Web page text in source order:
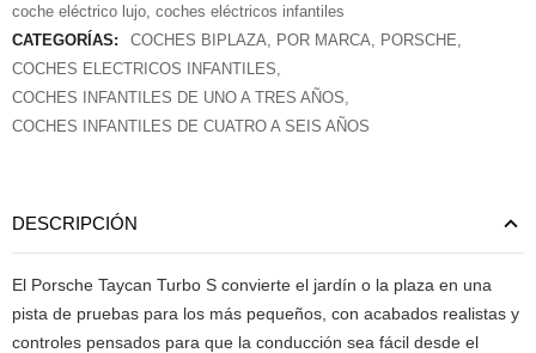
coche eléctrico lujo coches eléctricos infantiles
CATEGORÍAS:
COCHES BIPLAZA POR MARCA PORSCHE
COCHES ELECTRICOS INFANTILES
COCHES INFANTILES DE UNO A TRES AÑOS
COCHES INFANTILES DE CUATRO A SEIS AÑOS
DESCRIPCIÓN
El Porsche Taycan Turbo S convierte el jardín o la plaza en una
pista de pruebas para los más pequeños, con acabados realistas y
controles pensados para que la conducción sea fácil desde el